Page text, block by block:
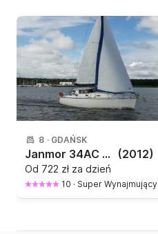
8 · GDAŃSK
Janmor 34AC Arwena (wewnętrzne sterowanie) (2012)
Od 722 zł za dzień
10 · Super Wynajmujący